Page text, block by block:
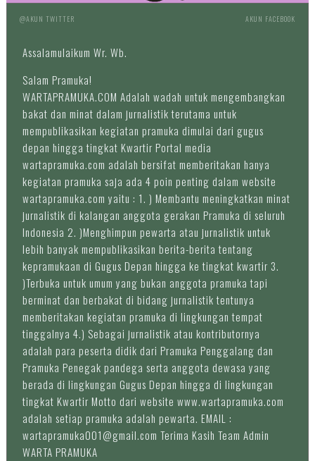
@AKUN TWITTER AKUN FACEBOOK
Assalamulaikum Wr. Wb.
Salam Pramuka!
WARTAPRAMUKA.COM Adalah wadah untuk mengembangkan
bakat dan minat dalam jurnalistik terutama untuk
mempublikasikan kegiatan pramuka dimulai dari gugus
depan hingga tingkat Kwartir Portal media
wartapramuka.com adalah bersifat memberitakan hanya
kegiatan pramuka saja ada 4 poin penting dalam website
wartapramuka.com yaitu : 1. ) Membantu meningkatkan minat
jurnalistik di kalangan anggota gerakan Pramuka di seluruh
Indonesia 2. )Menghimpun pewarta atau jurnalistik untuk
lebih banyak mempublikasikan berita-berita tentang
kepramukaan di Gugus Depan hingga ke tingkat kwartir 3.
)Terbuka untuk umum yang bukan anggota pramuka tapi
berminat dan berbakat di bidang jurnalistik tentunya
memberitakan kegiatan pramuka di lingkungan tempat
tinggalnya 4.) Sebagai jurnalistik atau kontributornya
adalah para peserta didik dari Pramuka Penggalang dan
Pramuka Penegak pandega serta anggota dewasa yang
berada di lingkungan Gugus Depan hingga di lingkungan
tingkat Kwartir Motto dari website www.wartapramuka.com
adalah setiap pramuka adalah pewarta. EMAIL :
wartapramuka001@gmail.com Terima Kasih Team Admin
WARTA PRAMUKA